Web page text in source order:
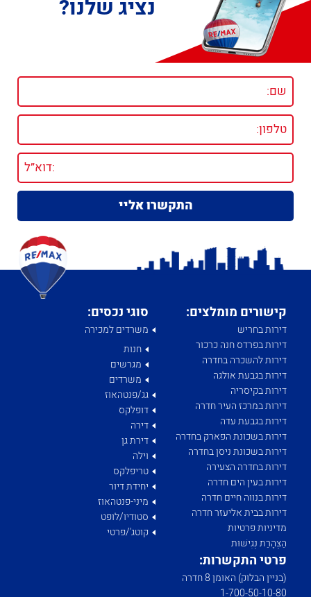
נציג שלנו?
קישורים מומלצים:
דירות בחריש
דירות בפרדס חנה כרכור
דירות להשכרה בחדרה
דירות בגבעת אולגה
דירות בקיסריה
דירות במרכז העיר חדרה
דירות בגבעת עדה
דירות בשכונת הפארק בחדרה
דירות בשכונת ניסן בחדרה
דירות בחדרה הצעירה
דירות בעין הים חדרה
דירות בנווה חיים חדרה
דירות בבית אליעזר חדרה
מדיניות פרטיות
הַצְהָרַת נְגִישׁוּת
סוגי נכסים:
משרדים למכירה
חנות
מגרשים
משרדים
גג/פנטהאוז
דופלקס
דירה
דירת גן
וילה
טריפלקס
יחידת דיור
מיני-פנטהאוז
סטודיו/לופט
קוטג'/פרטי
פרטי התקשרות:
(בניין הבלוק) האומן 8 חדרה
1­-700­-50-­10-­80